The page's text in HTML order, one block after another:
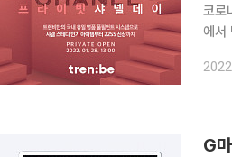
코로
에서
떠오
G